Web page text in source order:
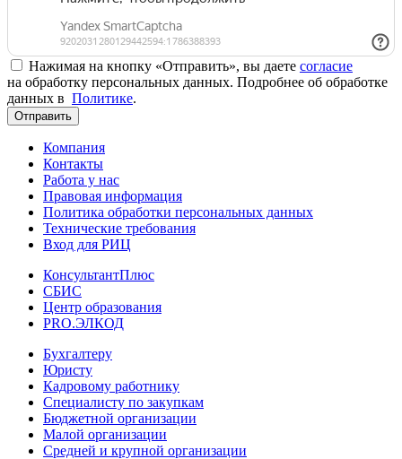
Нажимая на кнопку «Отправить», вы даете согласие
на обработку персональных данных. Подробнее об обработке
данных в Политике.
Отправить
Компания
Контакты
Работа у нас
Правовая информация
Политика обработки персональных данных
Технические требования
Вход для РИЦ
КонсультантПлюс
СБИС
Центр образования
PRO.ЭЛКОД
Бухгалтеру
Юристу
Кадровому работнику
Специалисту по закупкам
Бюджетной организации
Малой организации
Средней и крупной организации